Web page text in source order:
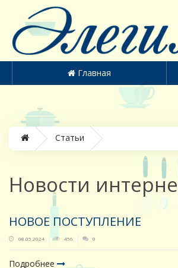
Главная
Статьи
Новости
НОВОЕ ПОСТУПЛЕНИЕ
08.05.2024 456 0
Подробнее